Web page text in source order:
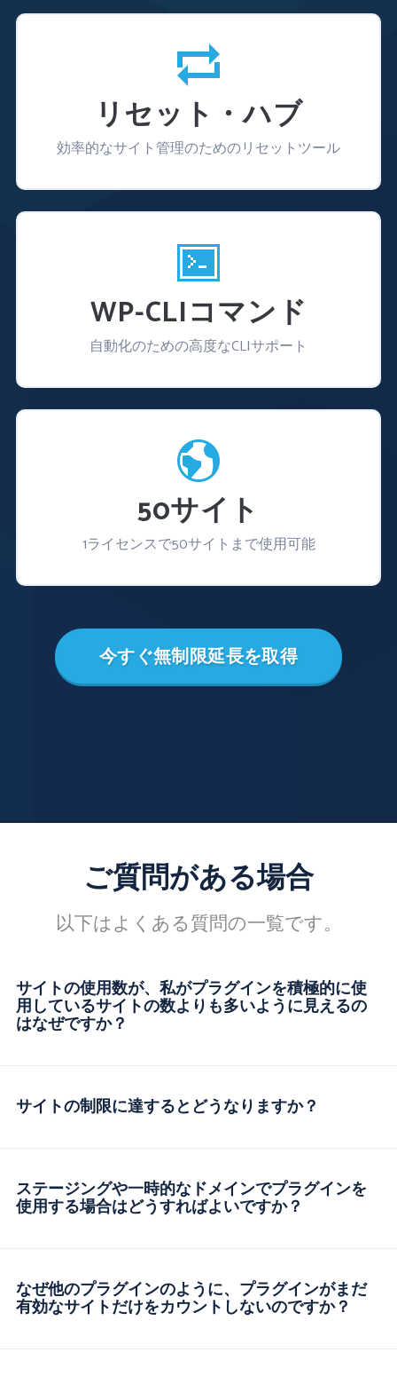
リセット・ハブ
効率的なサイト管理のためのリセットツール
WP-CLIコマンド
自動化のための高度なCLIサポート
50サイト
1ライセンスで50サイトまで使用可能
今すぐ無制限延長を取得
ご質問がある場合
以下はよくある質問の一覧です。
サイトの使用数が、私がプラグインを積極的に使
用しているサイトの数よりも多いように見えるの
はなぜですか？
サイトの制限に達するとどうなりますか？
ステージングや一時的なドメインでプラグインを
使用する場合はどうすればよいですか？
なぜ他のプラグインのように、プラグインがまだ
有効なサイトだけをカウントしないのですか？